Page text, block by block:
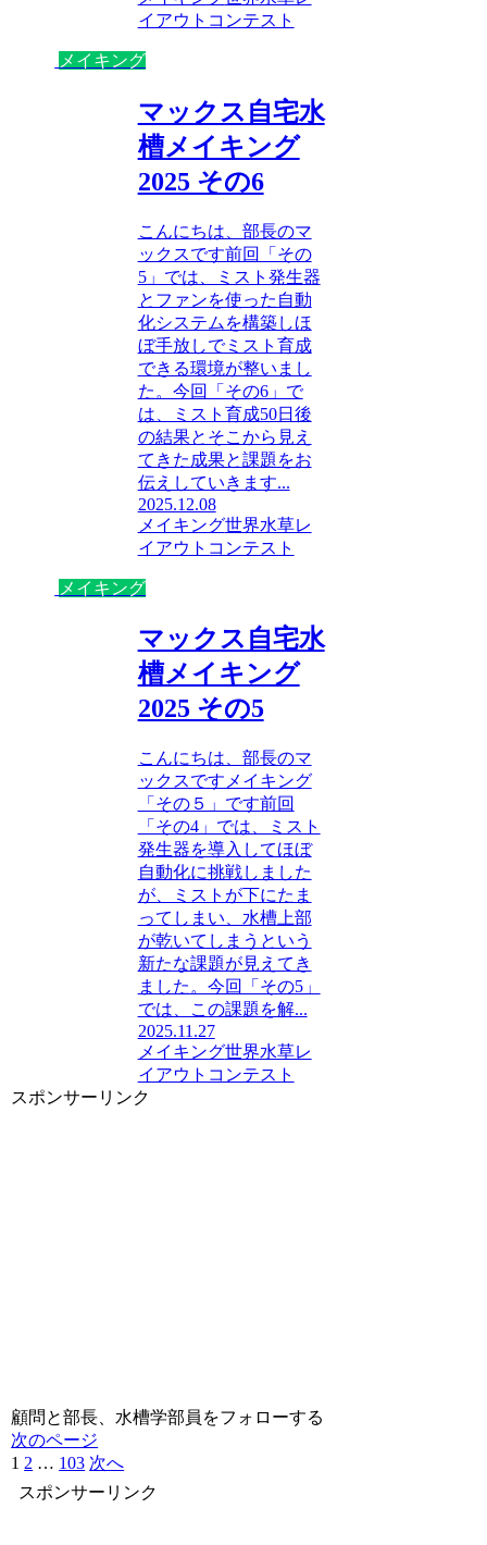
イアウトコンテスト
メイキング
マックス自宅水
槽メイキング
2025 その6
こんにちは、部長のマ
ックスです前回「その
5」では、ミスト発生器
とファンを使った自動
化システムを構築しほ
ぼ手放しでミスト育成
できる環境が整いまし
た。今回「その6」で
は、ミスト育成50日後
の結果とそこから見え
てきた成果と課題をお
伝えしていきます...
2025.12.08
メイキング世界水草レ
イアウトコンテスト
メイキング
マックス自宅水
槽メイキング
2025 その5
こんにちは、部長のマ
ックスですメイキング
「その５」です前回
「その4」では、ミスト
発生器を導入してほぼ
自動化に挑戦しました
が、ミストが下にたま
ってしまい、水槽上部
が乾いてしまうという
新たな課題が見えてき
ました。今回「その5」
では、この課題を解...
2025.11.27
メイキング世界水草レ
イアウトコンテスト
スポンサーリンク
顧問と部長、水槽学部員をフォローする
次のページ
1 2 … 103 次へ
スポンサーリンク